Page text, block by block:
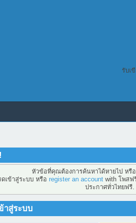
รับเ
หัวข้อที่คุณต้องการค้นหาได้หายไป หรื
ดเข้าสู่ระบบ หรือ register an accountwith โพสฟ
ประกาศทั่วไทยฟรี.
าสู่ระบบ